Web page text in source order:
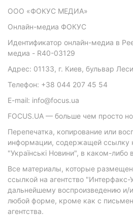
ООО «ФОКУС МЕДИА»
Онлайн-медиа ФОКУС
Идентификатор онлайн-медиа в
медиа - R40-03129
Адрес: 01133, г. Киев, бульвар
Телефон: +38 044 207 45 54
E-mail: info@focus.ua
FOCUS.UA — больше чем просто
Перепечатка, копирование или
информации, содержащей ссылку
"Українські Новини", в каком-
Все материалы, которые
ссылкой на агентство
дальнейшему воспроизведению и/
любой форме, кроме как с
агентства.